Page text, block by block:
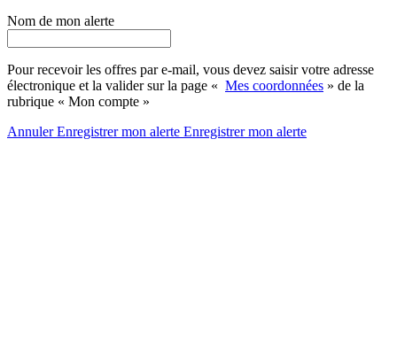
Nom de mon alerte
Pour recevoir les offres par e-mail, vous devez saisir votre adresse
électronique et la valider sur la page « Mes coordonnées » de la
rubrique « Mon compte »
AnnulerEnregistrer mon alerte Enregistrermon alerte